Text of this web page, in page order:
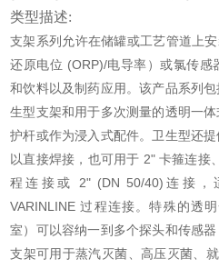
类型描述:
支架系列允许在储罐或工艺管道上
还原电位 (ORP)/电导率）或氯传感
和饮料以及制药应用。该产品系列
生型支架和用于多次测量的透明一
护杆或作为浸入式配件。卫生型还
以直接焊接，也可用于 2" 卡箍连接
程连接或 2" (DN 50/40)连接，
VARINLINE 过程连接。特殊的透
室）可以容纳一到多个探头和传感
支架可用于蒸汽灭菌、高压灭菌、